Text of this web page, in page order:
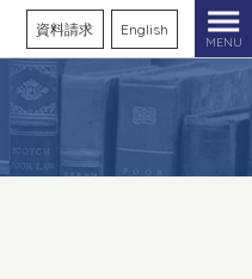
資料請求 English
MENU